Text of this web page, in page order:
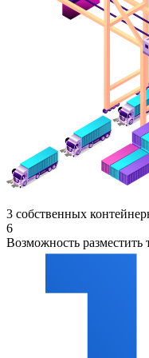
3 собственных
6
Возможность разместить